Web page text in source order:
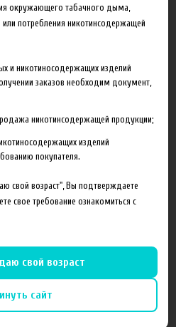
от 530 руб
12 мг
окружающего табачного дыма,
или потребления никотинсодержащей
и никотиносодержащих изделий
заказов необходим документ,
никотинсодержащей продукции;
изделий
покупателя.
свой возраст", Вы подтверждаете
свое требование ознакомиться с
свой возраст
сайт